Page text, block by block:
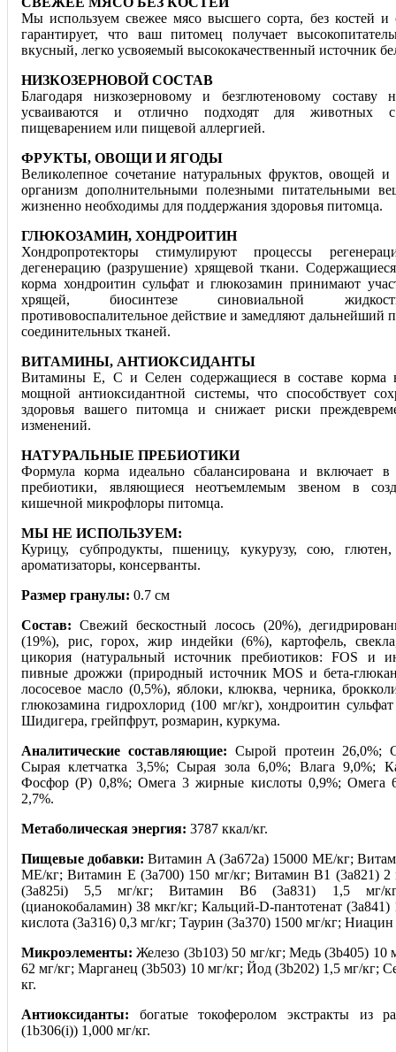
Мы используем свежее мясо высшего сорта, без костей и
гарантирует, что ваш питомец получает высоко
вкусный, легко усвояемый высококачественный источник
НИЗКОЗЕРНОВОЙ СОСТАВ
Благодаря низкозерновому и безглютеновому составу
усваиваются и отлично подходят для животных с
пищеварением или пищевой аллергией.
ФРУКТЫ, ОВОЩИ И ЯГОДЫ
Великолепное сочетание натуральных фруктов, овощей и
организм дополнительными полезными питательными
жизненно необходимы для поддержания здоровья питомца.
ГЛЮКОЗАМИН, ХОНДРОИТИН
Хондропротекторы стимулируют процессы
дегенерацию (разрушение) хрящевой ткани.
корма хондроитин сульфат и глюкозамин принимают
хрящей, биосинтезе синовиальной
противовоспалительное действие и замедляют дальнейший
соединительных тканей.
ВИТАМИНЫ, АНТИОКСИДАНТЫ
Витамины Е, С и Селен содержащиеся в составе корма
мощной антиоксидантной системы, что способствует
здоровья вашего питомца и снижает риски
изменений.
НАТУРАЛЬНЫЕ ПРЕБИОТИКИ
Формула корма идеально сбалансирована и включает в
пребиотики, являющиеся неотъемлемым звеном в
кишечной микрофлоры питомца.
МЫ НЕ ИСПОЛЬЗУЕМ:
Курицу, субпродукты, пшеницу, кукурузу, сою,
ароматизаторы, консерванты.
Размер гранулы: 0.7 см
Состав: Свежий бескостный лосось (20%),
(19%), рис, горох, жир индейки (6%), картофель,
цикория (натуральный источник пребиотиков: FOS и
пивные дрожжи (природный источник MOS и бета-
лососевое масло (0,5%), яблоки, клюква, черника,
глюкозамина гидрохлорид (100 мг/кг), хондроитин
Шидигера, грейпфрут, розмарин, куркума.
Аналитические составляющие: Сырой протеин 26,0%;
Сырая клетчатка 3,5%; Сырая зола 6,0%; Влага 9,0%;
Фосфор (P) 0,8%; Омега 3 жирные кислоты 0,9%; Омега
2,7%.
Метаболическая энергия: 3787 ккал/кг.
Пищевые добавки: Витамин A (3a672a) 15000 МЕ/кг;
МЕ/кг; Витамин Е (3a700) 150 мг/кг; Витамин B1 (3a821)
(3a825i) 5,5 мг/кг; Витамин B6 (3a831) 1,5 мг/
(цианокобаламин) 38 мкг/кг; Кальций-D-пантотенат
кислота (3a316) 0,3 мг/кг; Таурин (3a370) 1500 мг/кг; Ниацин
Микроэлементы: Железо (3b103) 50 мг/кг; Медь (3b405) 10
62 мг/кг; Марганец (3b503) 10 мг/кг; Йод (3b202) 1,5 мг/кг;
кг.
Антиоксиданты: богатые токоферолом экстракты из
(1b306(i)) 1,000 мг/кг.